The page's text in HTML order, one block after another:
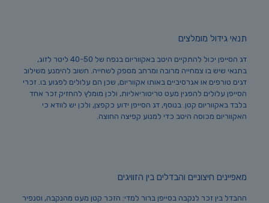
תנאי גידול מומלצים
דג הסייפן יכול להתקיים היטב באקווריום בנפח של 40-50 ליטר לזוג,
בתנאי שיש בו צמחייה מרובה ומרחב מספק לשחייה. חשוב להימנע משילוב
דגים טורפים או אגרסיביים באותו אקווריום, שכן הם עלולים לפגוע בו. זכרי
הסייפן עלולים להפגין מעט טריטוריאליות, ולכן מומלץ להחזיק זכר אחד
בלבד באקווריום קטן. בנוסף, דג הסייפן ידוע כקפצן, ולכן יש לוודא כי
האקווריום מכוסה היטב כדי למנוע קפיצה החוצה.
מאפיינים חיצוניים והבדלים בין הזוויגים
ההבדל בין זכר לנקבה בסייפן ברור למדי: הזכר קטן מעט מהנקבה, וסנפיר